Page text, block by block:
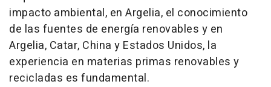
impacto ambiental, en Argelia, el conocimiento
de las fuentes de energía renovables y en
Argelia, Catar, China y Estados Unidos, la
experiencia en materias primas renovables y
recicladas es fundamental.